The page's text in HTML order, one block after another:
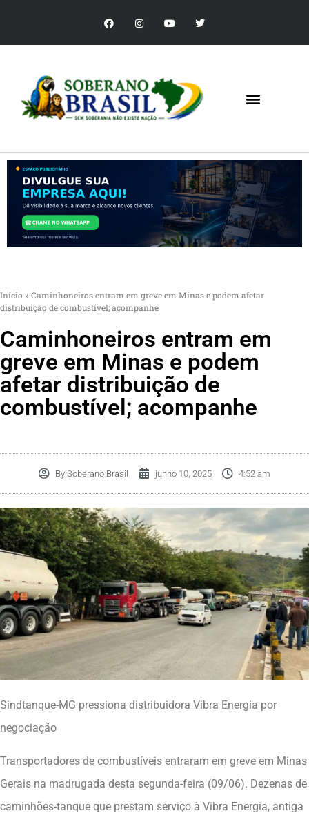
Início » Caminhoneiros entram em greve em Minas e podem afetar
distribuição de combustível; acompanhe
Caminhoneiros entram em
greve em Minas e podem
afetar distribuição de
combustível; acompanhe
By Soberano Brasil junho 10, 2025 4:52 am
Sindtanque-MG pressiona distribuidora Vibra Energia por
negociação
Transportadores de combustíveis entraram em greve em Minas
Gerais na madrugada desta segunda-feira (09/06). Dezenas de
caminhões-tanque que prestam serviço à Vibra Energia, antiga